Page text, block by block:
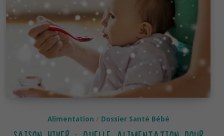
Alimentation Dossier Santé Bébé